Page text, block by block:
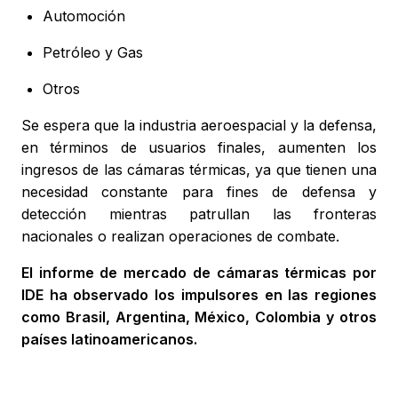
Automoción
Petróleo y Gas
Otros
Se espera que la industria aeroespacial y la defensa,
en términos de usuarios finales, aumenten los
ingresos de las cámaras térmicas, ya que tienen una
necesidad constante para fines de defensa y
detección mientras patrullan las fronteras
nacionales o realizan operaciones de combate.
El informe de mercado de cámaras térmicas por
IDE ha observado los impulsores en las regiones
como Brasil, Argentina, México, Colombia y otros
países latinoamericanos.